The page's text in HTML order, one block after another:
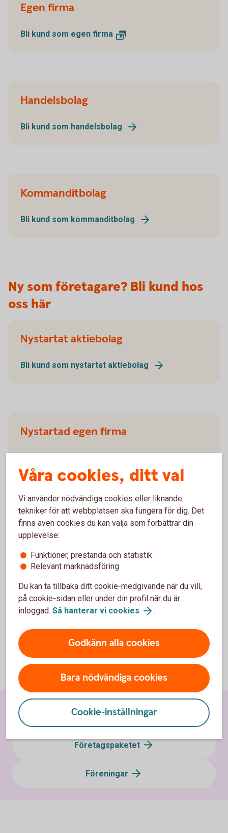
Egen firma
Bli kund som egen firma
Handelsbolag
Bli kund som handelsbolag
Kommanditbolag
Bli kund som kommanditbolag
Ny som företagare? Bli kund hos
oss här
Nystartat aktiebolag
Bli kund som nystartat aktiebolag
Nystartad egen firma
Nystartat handelsbolag
Bli kund som nystartat handelsbolag
Nystartat kommanditbolag
Bli kund som nystartat kommanditbolag
Kontakta oss
Företagspaketet
Föreningar
Våra cookies, ditt val
Vi använder nödvändiga cookies eller liknande
tekniker för att webbplatsen ska fungera för dig. Det
finns även cookies du kan välja som förbättrar din
upplevelse:
Funktioner, prestanda och statistik
Relevant marknadsföring
Du kan ta tillbaka ditt cookie-medgivande när du vill,
på cookie-sidan eller under din profil när du är
inloggad. Så hanterar vi cookies .
Godkänn alla cookies
Bara nödvändiga cookies
Cookie-inställningar